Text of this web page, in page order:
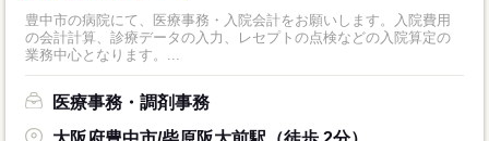
豊中市の病院にて、医療事務・入院会計をお願いします。入院費用
の会計計算、診療データの入力、レセプトの点検などの入院算定の
業務中心となります。...
医療事務・調剤事務